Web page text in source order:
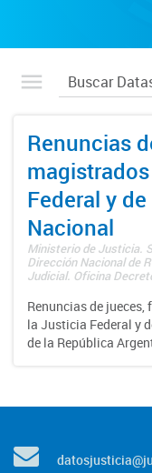
Renuncias
Federal y
Nacional
Ministerio de Justicia.
Dirección Nacional de
Judicial. Oficina
Renuncias de jueces,
la Justicia Federal y
de la República